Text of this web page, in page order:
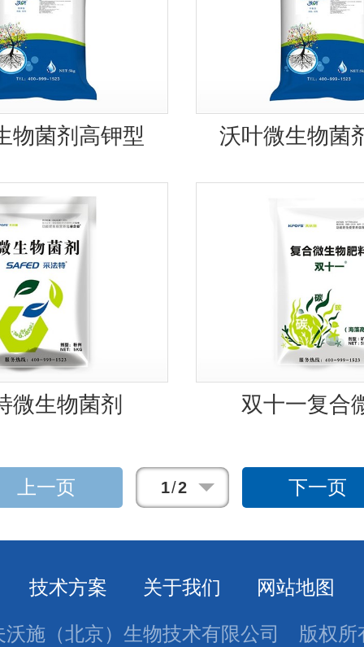
物菌剂高钾型 沃叶微生物菌
微生物菌剂 双十一复合
上一页 1/2 下一页
技术方案 关于我们 网站地图
沃施（北京）生物技术有限公司 版权所